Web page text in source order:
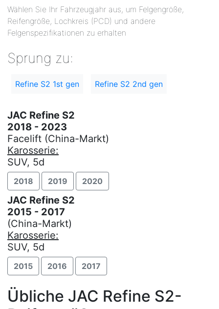
Wählen Sie Ihr Fahrzeugjahr aus, um Felgengröße,
Reifengröße, Lochkreis (PCD) und andere
Felgenspezifikationen zu erhalten
Sprung zu:
Refine S2 1st gen Refine S2 2nd gen
JAC Refine S2
2018 - 2023
Facelift (China-Markt)
Karosserie:
SUV, 5d
2018 2019 2020
JAC Refine S2
2015 - 2017
(China-Markt)
Karosserie:
SUV, 5d
2015 2016 2017
Übliche JAC Refine S2-